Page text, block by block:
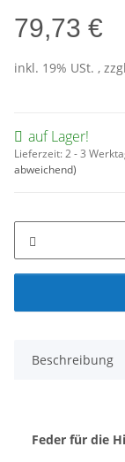
79,73 €
inkl. 19% USt. ,
auf Lager!
Lieferzeit:2 - 3
abweichend)
Beschreibung
Feder für die